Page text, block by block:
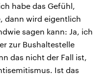
habe das Gefühl,
dann wird eigentlich
sagen kann: Ja, ich
zur Bushaltestelle
das nicht der Fall ist,
Ist das